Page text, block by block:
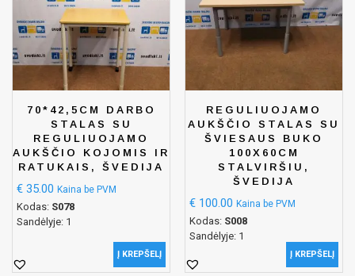
70*42,5CM DARBO
STALAS SU
REGULIUOJAMO
AUKŠČIO KOJOMIS IR
RATUKAIS, ŠVEDIJA
€ 35.00 Kaina be PVM
Kodas: S078
Sandėlyje: 1
Į KREPŠELĮ
REGULIUOJAMO
AUKŠČIO STALAS SU
ŠVIESAUS BUKO
100X60CM
STALVIRŠIU,
ŠVEDIJA
€ 100.00 Kaina be PVM
Kodas: S008
Sandėlyje: 1
Į KREPŠELĮ